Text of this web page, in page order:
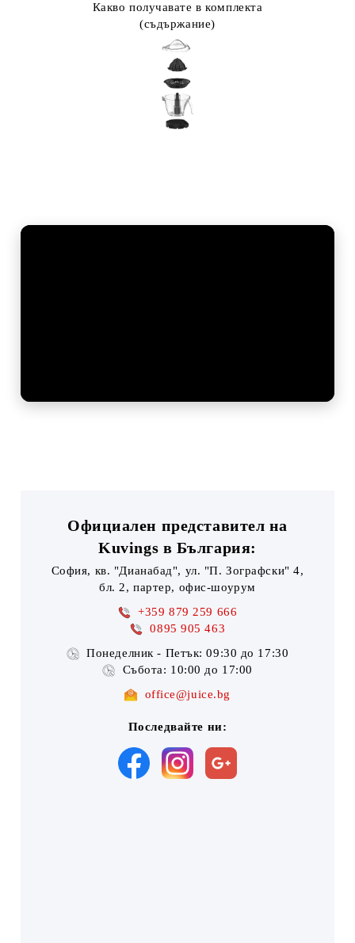
Какво получавате в комплекта
(съдържание)
Официален представител на
Kuvings в България:
София, кв. "Дианабад", ул. "П. Зографски" 4,
бл. 2, партер, офис-шоурум
+359 879 259 666
0895 905 463
Понеделник - Петък: 09:30 до 17:30
Събота: 10:00 до 17:00
office@juice.bg
Последвайте ни: